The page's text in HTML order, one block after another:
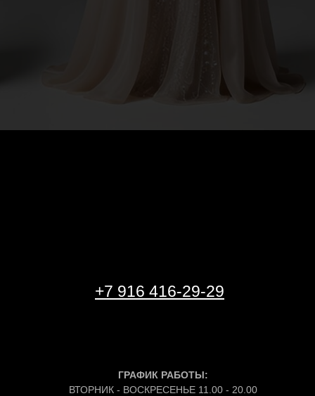
ГРАФИК РАБОТЫ:
ВТОРНИК - ВОСКРЕСЕНЬЕ 11.00 - 20.00
+7 916 416-29-29